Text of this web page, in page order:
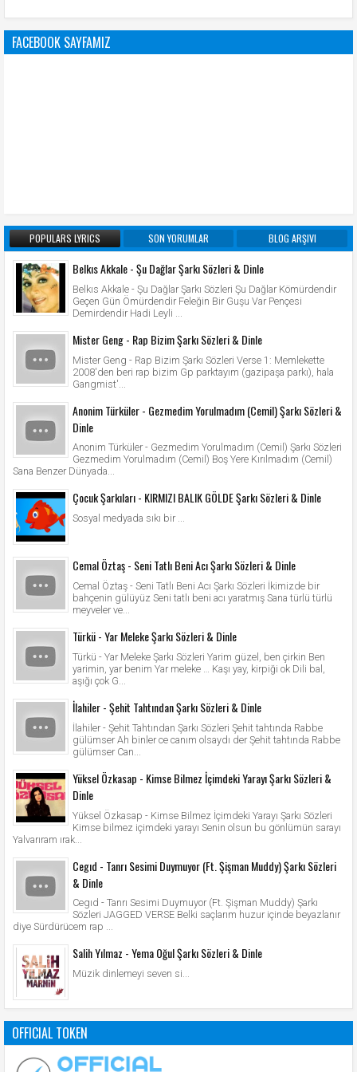
FACEBOOK SAYFAMIZ
POPULARS LYRICS SON YORUMLAR BLOG ARŞIVI
Belkıs Akkale - Şu Dağlar Şarkı Sözleri & Dinle
Belkıs Akkale - Şu Dağlar Şarkı Sözleri Şu Dağlar Kömürdendir
Geçen Gün Ömürdendir Feleğin Bir Guşu Var Pençesi
Demirdendir Hadi Leyli ...
Mister Geng - Rap Bizim Şarkı Sözleri & Dinle
Mister Geng - Rap Bizim Şarkı Sözleri Verse 1: Memlekette
2008'den beri rap bizim Gp parktayım (gazipaşa parkı), hala
Gangmist'...
Anonim Türküler - Gezmedim Yorulmadım (Cemil) Şarkı Sözleri &
Dinle
Anonim Türküler - Gezmedim Yorulmadım (Cemil) Şarkı Sözleri
Gezmedim Yorulmadım (Cemil) Boş Yere Kırılmadım (Cemil)
Sana Benzer Dünyada...
Çocuk Şarkıları - KIRMIZI BALIK GÖLDE Şarkı Sözleri & Dinle
Sosyal medyada sıkı bir ...
Cemal Öztaş - Seni Tatlı Beni Acı Şarkı Sözleri & Dinle
Cemal Öztaş - Seni Tatlı Beni Acı Şarkı Sözleri İkimizde bir
bahçenin gülüyüz Seni tatlı beni acı yaratmış Sana türlü türlü
meyveler ve...
Türkü - Yar Meleke Şarkı Sözleri & Dinle
Türkü - Yar Meleke Şarkı Sözleri Yarim güzel, ben çirkin Ben
yarimin, yar benim Yar meleke … Kaşı yay, kirpiği ok Dili bal,
aşığı çok G...
İlahiler - Şehit Tahtından Şarkı Sözleri & Dinle
İlahiler - Şehit Tahtından Şarkı Sözleri Şehit tahtında Rabbe
gülümser Ah binler ce canım olsaydı der Şehit tahtında Rabbe
gülümser Can...
Yüksel Özkasap - Kimse Bilmez İçimdeki Yarayı Şarkı Sözleri &
Dinle
Yüksel Özkasap - Kimse Bilmez İçimdeki Yarayı Şarkı Sözleri
Kimse bilmez içimdeki yarayı Senin olsun bu gönlümün sarayı
Yalvarıram ırak...
Cegıd - Tanrı Sesimi Duymuyor (Ft. Şişman Muddy) Şarkı Sözleri
& Dinle
Cegıd - Tanrı Sesimi Duymuyor (Ft. Şişman Muddy) Şarkı
Sözleri JAGGED VERSE Belki saçlarım huzur içinde beyazlanır
diye Sürdürücem rap ...
Salih Yılmaz - Yema Oğul Şarkı Sözleri & Dinle
Müzik dinlemeyi seven si...
OFFICIAL TOKEN